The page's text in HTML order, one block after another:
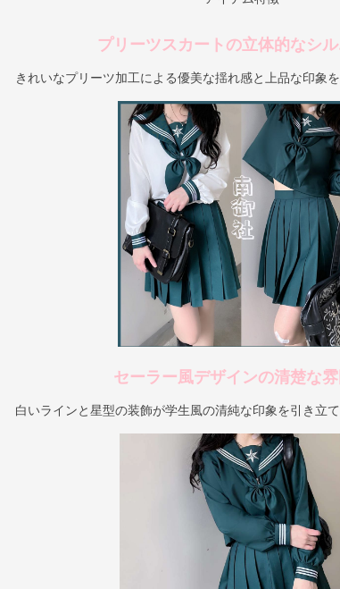
プリーツスカートの立体的なシル
きれいなプリーツ加工による優美な揺れ感と上品な印象
セーラー風デザインの清楚な
白いラインと星型の装飾が学生風の清純な印象を引き立